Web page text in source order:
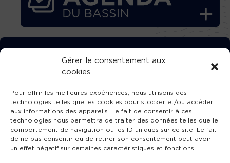
Gérer le consentement aux
cookies
Pour offrir les meilleures expériences, nous utilisons des
technologies telles que les cookies pour stocker et/ou accéder
aux informations des appareils. Le fait de consentir à ces
technologies nous permettra de traiter des données telles que le
comportement de navigation ou les ID uniques sur ce site. Le fait
de ne pas consentir ou de retirer son consentement peut avoir
un effet négatif sur certaines caractéristiques et fonctions.
TÉLÉCHARGEZ GRATUITEMENT
L’APPLICATION TVBA !
SUIVEZ-NOUS !